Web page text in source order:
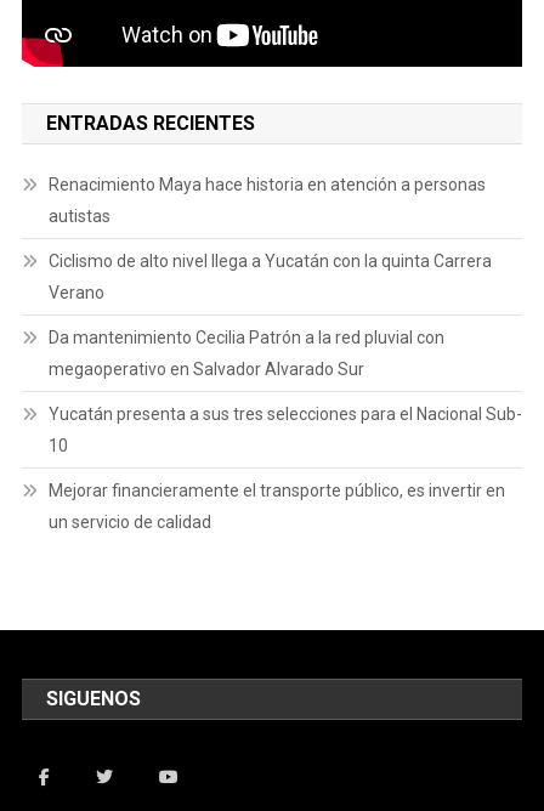
ENTRADAS RECIENTES
Renacimiento Maya hace historia en atención a personas
autistas
Ciclismo de alto nivel llega a Yucatán con la quinta Carrera
Verano
Da mantenimiento Cecilia Patrón a la red pluvial con
megaoperativo en Salvador Alvarado Sur
Yucatán presenta a sus tres selecciones para el Nacional Sub-
10
Mejorar financieramente el transporte público, es invertir en
un servicio de calidad
SIGUENOS